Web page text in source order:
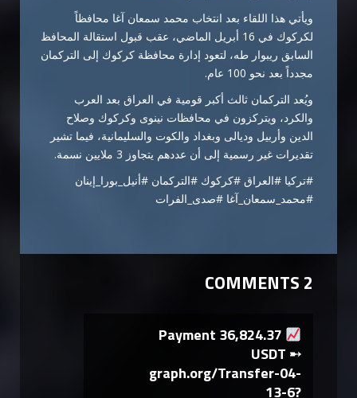
ويأتي هذا اللقاء بعد انتخاب محمد سمعان آغا محافظاً
لكركوك في 16 أبريل الماضي، عقب قبول استقالة المحافظ
السابق ريبوار طه، لتعود إدارة محافظة كركوك إلى التركمان
مجدداً بعد نحو 100 عام.
ويُعد التركمان ثالث أكبر قومية في العراق بعد العرب
والكرد، ويتركزون في محافظات نينوى وكركوك وصلاح
الدين وأربيل وديالى وبغداد والكوت والسليمانية، فيما تشير
تقديرات غير رسمية إلى أن عددهم يتجاوز 3 ملايين نسمة.
#تركيا #العراق #كركوك #التركمان #أنيل_بورا_إينان
#محمد_سمعان_آغا #صدى_الفرات
2 COMMENTS
Payment 36,824.37
USDT ➸
graph.org/Transfer-04-
13-6?